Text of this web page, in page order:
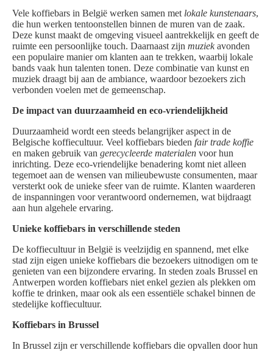
Vele koffiebars in België werken samen met lokale kunstenaars,
die hun werken tentoonstellen binnen de muren van de zaak.
Deze kunst maakt de omgeving visueel aantrekkelijk en geeft de
ruimte een persoonlijke touch. Daarnaast zijn muziekavonden
een populaire manier om klanten aan te trekken, waarbij lokale
bands vaak hun talenten tonen. Deze combinatie van kunst en
muziek draagt bij aan de ambiance, waardoor bezoekers zich
verbonden voelen met de gemeenschap.
De impact van duurzaamheid en eco-vriendelijkheid
Duurzaamheid wordt een steeds belangrijker aspect in de
Belgische koffiecultuur. Veel koffiebars bieden fair trade koffie
en maken gebruik van gerecycleerde materialen voor hun
inrichting. Deze eco-vriendelijke benadering komt niet alleen
tegemoet aan de wensen van milieubewuste consumenten, maar
versterkt ook de unieke sfeer van de ruimte. Klanten waarderen
de inspanningen voor verantwoord ondernemen, wat bijdraagt
aan hun algehele ervaring.
Unieke koffiebars in verschillende steden
De koffiecultuur in België is veelzijdig en spannend, met elke
stad zijn eigen unieke koffiebars die bezoekers uitnodigen om te
genieten van een bijzondere ervaring. In steden zoals Brussel en
Antwerpen worden koffiebars niet enkel gezien als plekken om
koffie te drinken, maar ook als een essentiële schakel binnen de
stedelijke koffiecultuur.
Koffiebars in Brussel
In Brussel zijn er verschillende koffiebars die opvallen door hun